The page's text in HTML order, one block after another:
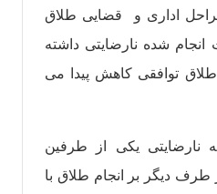
اداری و قضایی طلاق
انجام شده نارضایتی داشته
توافقی کاهش پیدا می
نارضایتی یکی از طرفین
دیگر بر انجام طلاق با